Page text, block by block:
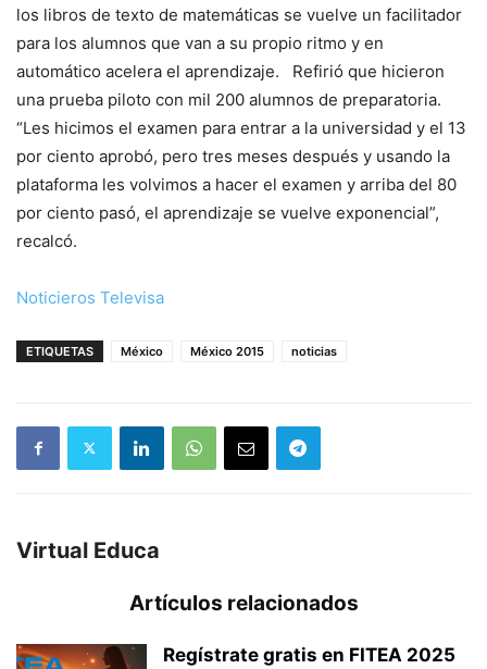
los libros de texto de matemáticas se vuelve un facilitador
para los alumnos que van a su propio ritmo y en
automático acelera el aprendizaje. Refirió que hicieron
una prueba piloto con mil 200 alumnos de preparatoria.
“Les hicimos el examen para entrar a la universidad y el 13
por ciento aprobó, pero tres meses después y usando la
plataforma les volvimos a hacer el examen y arriba del 80
por ciento pasó, el aprendizaje se vuelve exponencial”,
recalcó.
Noticieros Televisa
ETIQUETAS México México 2015 noticias
Virtual Educa
Artículos relacionados
Regístrate gratis en FITEA 2025